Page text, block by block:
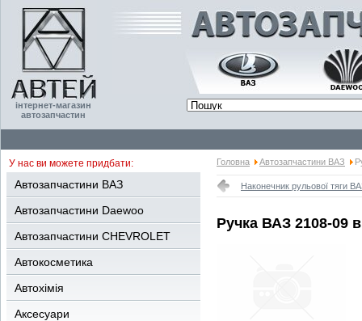
інтернет-магазин
автозапчастин
У нас ви можете придбати:
Автозапчастини ВАЗ
Автозапчастини Daewoo
Автозапчастини CHEVROLET
Автокосметика
Автохімія
Аксесуари
Головна Автозапчастини ВАЗ
Наконечник рульової тяги
Ручка ВАЗ 2108-09